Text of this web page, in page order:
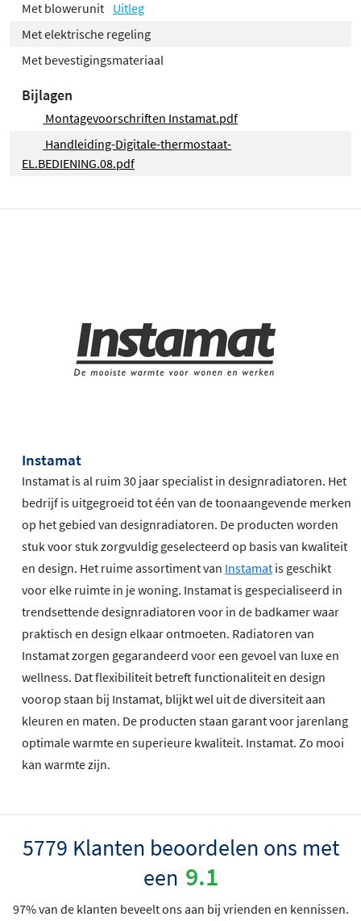
Met blowerunit Uitleg
Met elektrische regeling
Met bevestigingsmateriaal
Bijlagen
Montagevoorschriften Instamat.pdf
Handleiding-Digitale-thermostaat-
EL.BEDIENING.08.pdf
Instamat
Instamat is al ruim 30 jaar specialist in designradiatoren. Het
bedrijf is uitgegroeid tot één van de toonaangevende merken
op het gebied van designradiatoren. De producten worden
stuk voor stuk zorgvuldig geselecteerd op basis van kwaliteit
en design. Het ruime assortiment van Instamat is geschikt
voor elke ruimte in je woning. Instamat is gespecialiseerd in
trendsettende designradiatoren voor in de badkamer waar
praktisch en design elkaar ontmoeten. Radiatoren van
Instamat zorgen gegarandeerd voor een gevoel van luxe en
wellness. Dat flexibiliteit betreft functionaliteit en design
voorop staan bij Instamat, blijkt wel uit de diversiteit aan
kleuren en maten. De producten staan garant voor jarenlang
optimale warmte en superieure kwaliteit. Instamat. Zo mooi
kan warmte zijn.
5779 Klanten beoordelen ons met
een 9.1
97% van de klanten beveelt ons aan bij vrienden en kennissen.